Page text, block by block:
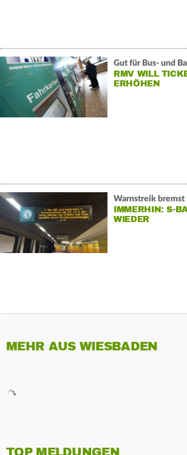
Gut für Bus- und
RMV WILL
ERHÖHEN
Warnstreik bremst
IMMERHIN: S-
WIEDER
MEHR AUS WIESBADEN